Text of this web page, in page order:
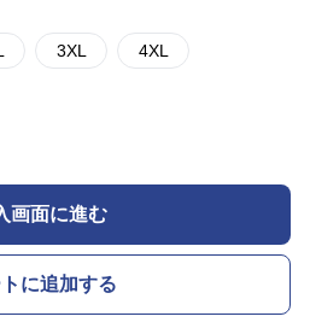
3XL 4XL
画面に進む
に追加する